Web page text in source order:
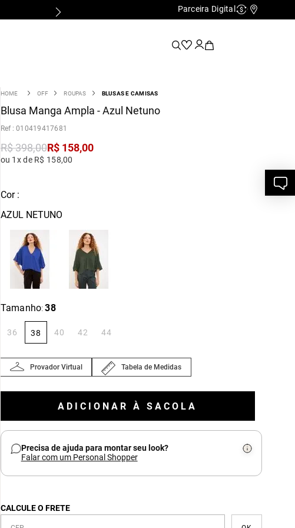
Parceira Digital Cashback
OFF ROUPAS BLUSAS E CAMISAS
Blusa Manga Ampla - Azul Netuno
:010419417681
R$398,00R$ 158,00
ou 1x de R$ 158,00
Cor :
AZUL NETUNO
Tamanho: 38
36 38 40 42 44
Provador Virtual Tabela de Medidas
ADICIONAR À SACOLA
Precisa de ajuda para montar seu look?
Falar com um Personal Shopper
CALCULE O FRETE